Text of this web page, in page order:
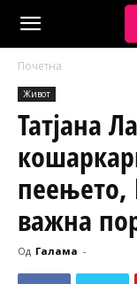
Почетна
Живот
Татјана
пеењето,
важна
Од Галама -